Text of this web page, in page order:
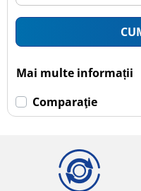
Mai multe informații
Comparaţie